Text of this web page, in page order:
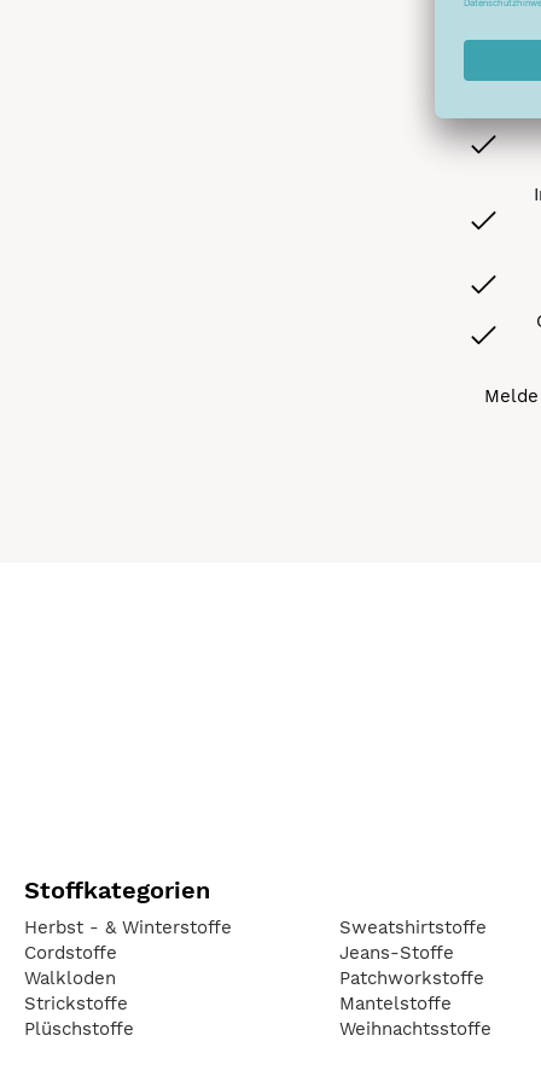
Stoffkategorien
Herbst - & Winterstoffe
Cordstoffe
Walkloden
Strickstoffe
Plüschstoffe
Sweatshirtstoffe
Jeans-Stoffe
Patchworkstoffe
Mantelstoffe
Weihnachtsstoffe